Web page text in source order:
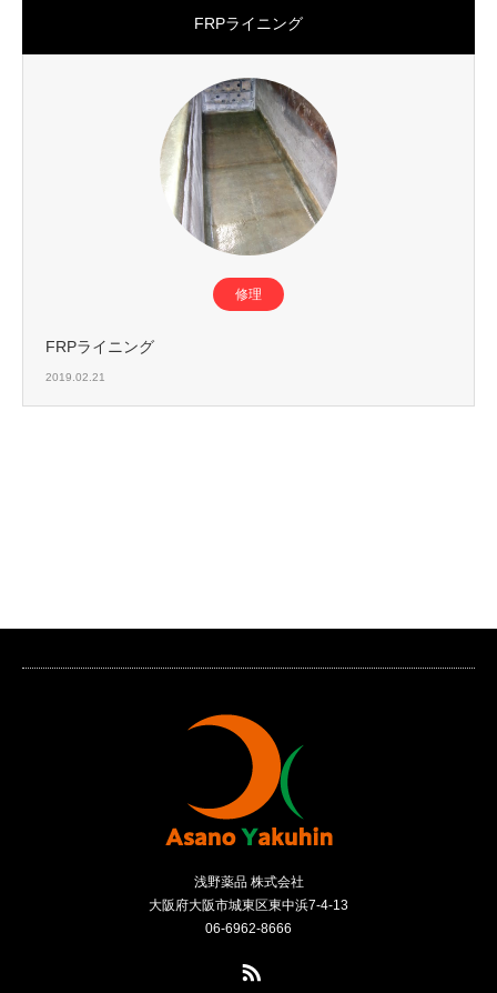
FRPライニング
修理
FRPライニング
2019.02.21
浅野薬品 株式会社
大阪府大阪市城東区東中浜7-4-13
06-6962-8666